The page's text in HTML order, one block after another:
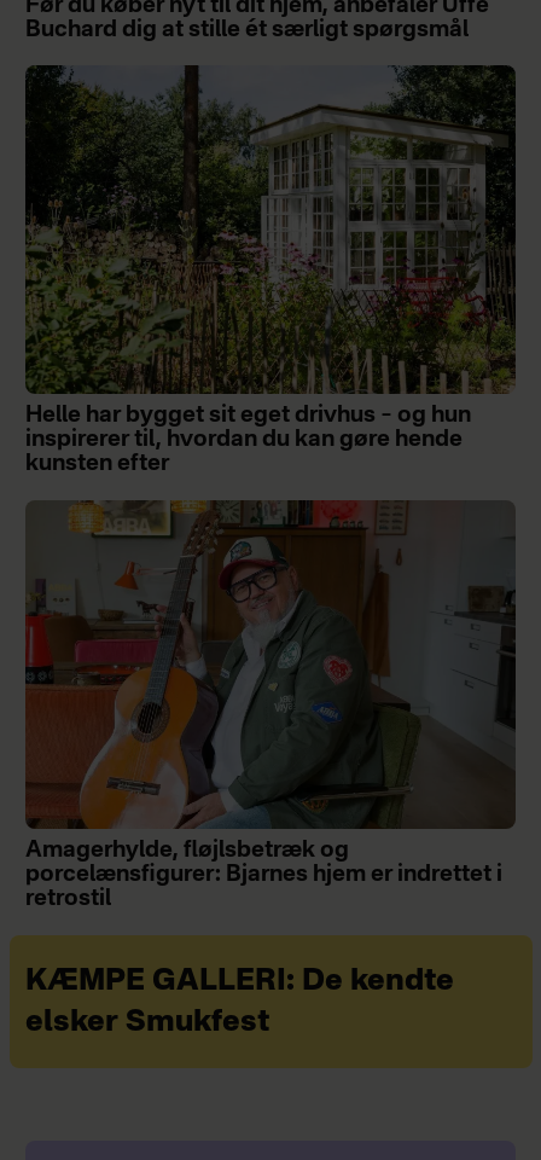
Før du køber nyt til dit hjem, anbefaler Uffe
Buchard dig at stille ét særligt spørgsmål
Helle har bygget sit eget drivhus – og hun
inspirerer til, hvordan du kan gøre hende
kunsten efter
Amagerhylde, fløjlsbetræk og
porcelænsfigurer: Bjarnes hjem er indrettet i
retrostil
KÆMPE GALLERI: De kendte
elsker Smukfest